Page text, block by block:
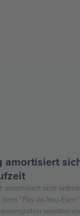
amortisiert
amortisiert sich
“Pay-as-You-
werden